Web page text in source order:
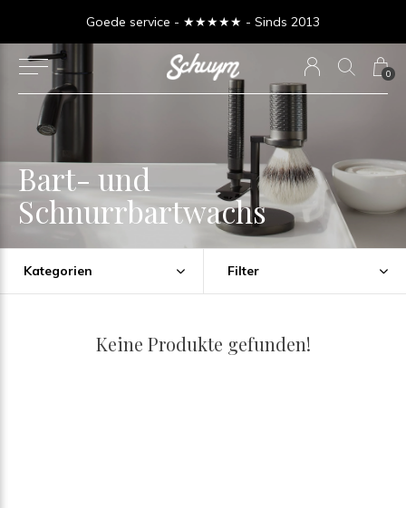
0
Goede service - ★★★★★ - Sinds 2013
Bart- und
Schnurrbartwachs
Kategorien Filter
Keine Produkte gefunden!